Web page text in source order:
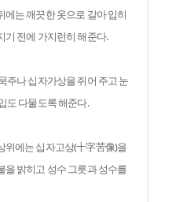
는 깨끗한 옷으로 갈아 입히
기 전에 가지런히 해준다.
주나 십자가상을 쥐어 주고 눈
도 다물도록 해준다.
에는 십자고상(十字苦像)을
을 밝히고 성수 그릇과 성수를